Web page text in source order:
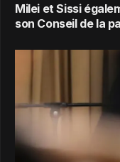
Milei et Sissi
son Conseil de la